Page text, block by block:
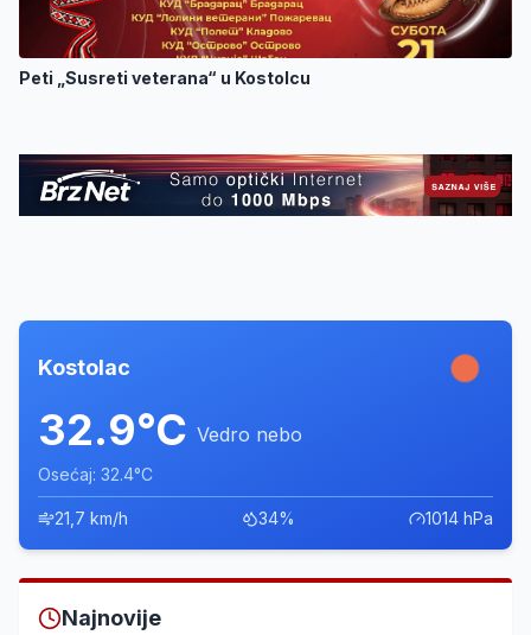
Peti „Susreti veterana“ u Kostolcu
Kostolac
32.9°C Vedro nebo
Osećaj: 32.4°C
21,7 km/h 34% 1014 hPa
Najnovije